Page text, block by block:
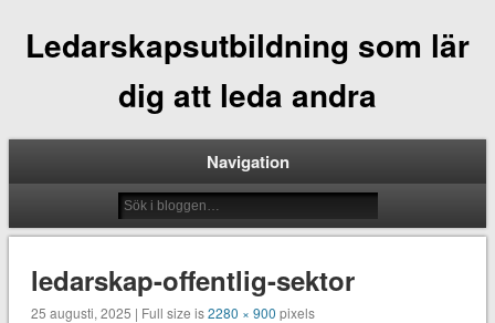
Ledarskapsutbildning som lär
dig att leda andra
Navigation
ledarskap-offentlig-sektor
25 augusti, 2025 | Full size is2280 × 900 pixels